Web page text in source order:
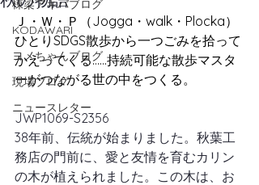
棟梁アキバブログ
KODAWARI
ヨメちゃんブログ
現場ブログ
ニュースレター
Ｊ・Ｗ・Ｐ（Jogga・walk・Plocka）
ひとりSDGS散歩から一つごみを拾って
かえってくる……持続可能な散歩マスタ
ーがつながる世の中をつくる。
JWP1069-S2356
38年前、伝統が始まりました。秋葉工
務店の門前に、愛と友情を育むカリン
の木が植えられました。この木は、お